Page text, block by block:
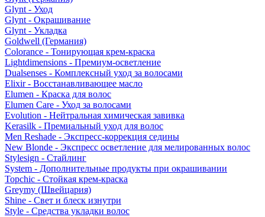
Glynt - Уход
Glynt - Окрашивание
Glynt - Укладка
Goldwell (Германия)
Colorance - Тонирующая крем-краска
Lightdimensions - Премиум-осветление
Dualsenses - Комплексный уход за волосами
Elixir - Восстанавливающее масло
Elumen - Краска для волос
Elumen Care - Уход за волосами
Evolution - Нейтральная химическая завивка
Kerasilk - Премиальный уход для волос
Men Reshade - Экспресс-коррекция седины
New Blonde - Экспресс осветление для мелированных волос
Stylesign - Стайлинг
System - Дополнительные продукты при окрашивании
Topchic - Стойкая крем-краска
Greymy (Швейцария)
Shine - Свет и блеск изнутри
Style - Средства укладки волос